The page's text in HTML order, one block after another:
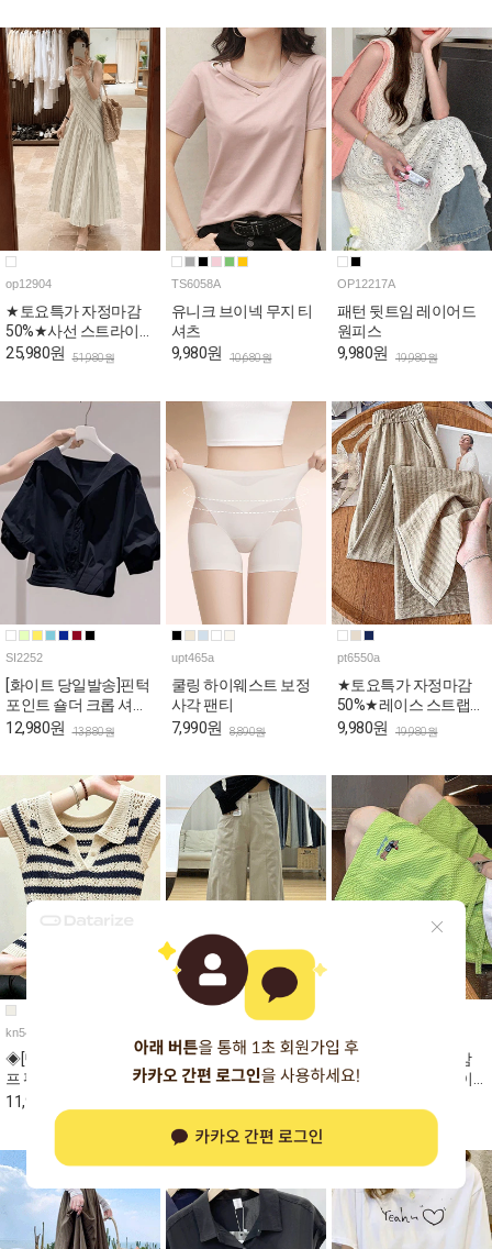
op12904
★토요특가 자정마감
50%★사선 스트라이프
스퀘어 나시 원피스
25,980원 51,980원
TS6058A
유니크 브이넥 무지 티
셔츠
9,980원 10,680원
OP12217A
패턴 뒷트임 레이어드
원피스
9,980원 19,980원
SI2252
[화이트 당일발송]핀턱
포인트 숄더 크롭 셔츠
[상황에따라 변신!셔츠
12,980원 13,880원
upt465a
쿨링 하이웨스트 보정
사각 팬티
7,990원 8,890원
pt6550a
★토요특가 자정마감
50%★레이스 스트랩
내추럴 밴딩 팬츠
9,980원 19,980원
kn5420a
◈[당일발송] 스트라이
프 펀칭 짜임 캡소매 카
라 니트
11,980원
◈[당일발송] 베이직 더
블 컷라인 와이드 면바
★토요특가 자정마감
50%★강아지 자수 이
9,390원